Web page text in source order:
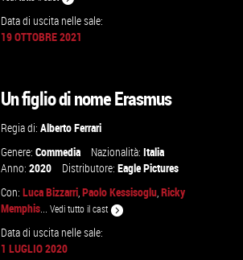
Data di uscita nelle sale:
19 OTTOBRE 2021
Un figlio di nome Erasmus
Regia di:Alberto Ferrari
Genere:Commedia Nazionalità:Italia
Anno:2020 Distributore:Eagle Pictures
Con:Luca Bizzarri,Paolo Kessisoglu,Ricky
Memphis...Vedi tutto il cast
Data di uscita nelle sale:
1 LUGLIO 2020